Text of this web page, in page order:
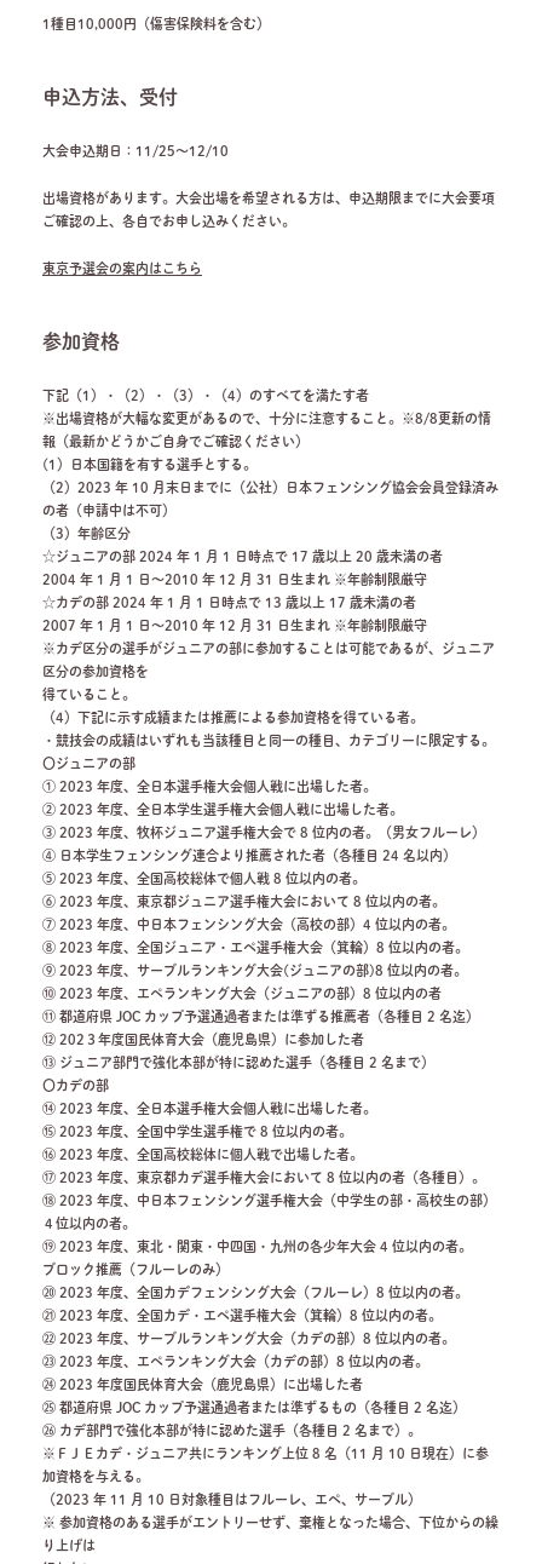
1種目10,000円（傷害保険料を含む）
申込方法、受付
大会申込期日：11/25～12/10
出場資格があります。大会出場を希望される方は、申込期限までに大会要項
ご確認の上、各自でお申し込みください。
東京予選会の案内はこちら
参加資格
下記（1）・（2）・（3）・（4）のすべてを満たす者
※出場資格が大幅な変更があるので、十分に注意すること。※8/8更新の情
報（最新かどうかご自身でご確認ください）
(1）日本国籍を有する選手とする。
（2）2023 年 10 月末日までに（公社）日本フェンシング協会会員登録済み
の者（申請中は不可）
（3）年齢区分
☆ジュニアの部 2024 年 1 月 1 日時点で 17 歳以上 20 歳未満の者
2004 年 1 月 1 日～2010 年 12 月 31 日生まれ ※年齢制限厳守
☆カデの部 2024 年 1 月 1 日時点で 13 歳以上 17 歳未満の者
2007 年 1 月 1 日～2010 年 12 月 31 日生まれ ※年齢制限厳守
※カデ区分の選手がジュニアの部に参加することは可能であるが、ジュニア
区分の参加資格を
得ていること。
（4）下記に示す成績または推薦による参加資格を得ている者。
・競技会の成績はいずれも当該種目と同一の種目、カテゴリーに限定する。
〇ジュニアの部
① 2023 年度、全日本選手権大会個人戦に出場した者。
② 2023 年度、全日本学生選手権大会個人戦に出場した者。
③ 2023 年度、牧杯ジュニア選手権大会で 8 位内の者。（男女フルーレ）
④ 日本学生フェンシング連合より推薦された者（各種目 24 名以内）
⑤ 2023 年度、全国高校総体で個人戦 8 位以内の者。
⑥ 2023 年度、東京都ジュニア選手権大会において 8 位以内の者。
⑦ 2023 年度、中日本フェンシング大会（高校の部）4 位以内の者。
⑧ 2023 年度、全国ジュニア・エペ選手権大会（箕輪）8 位以内の者。
⑨ 2023 年度、サーブルランキング大会(ジュニアの部)8 位以内の者。
⑩ 2023 年度、エペランキング大会（ジュニアの部）8 位以内の者
⑪ 都道府県 JOC カップ予選通過者または準ずる推薦者（各種目 2 名迄）
⑫ 202３年度国民体育大会（鹿児島県）に参加した者
⑬ ジュニア部門で強化本部が特に認めた選手（各種目 2 名まで）
〇カデの部
⑭ 2023 年度、全日本選手権大会個人戦に出場した者。
⑮ 2023 年度、全国中学生選手権で 8 位以内の者。
⑯ 2023 年度、全国高校総体に個人戦で出場した者。
⑰ 2023 年度、東京都カデ選手権大会において 8 位以内の者（各種目）。
⑱ 2023 年度、中日本フェンシング選手権大会（中学生の部・高校生の部）
４位以内の者。
⑲ 2023 年度、東北・関東・中四国・九州の各少年大会 4 位以内の者。
ブロック推薦（フルーレのみ）
⑳ 2023 年度、全国カデフェンシング大会（フルーレ）8 位以内の者。
㉑ 2023 年度、全国カデ・エペ選手権大会（箕輪）8 位以内の者。
㉒ 2023 年度、サーブルランキング大会（カデの部）8 位以内の者。
㉓ 2023 年度、エペランキング大会（カデの部）8 位以内の者。
㉔ 2023 年度国民体育大会（鹿児島県）に出場した者
㉕ 都道府県 JOC カップ予選通過者または準ずるもの（各種目 2 名迄）
㉖ カデ部門で強化本部が特に認めた選手（各種目 2 名まで）。
※ＦＪＥカデ・ジュニア共にランキング上位 8 名（11 月 10 日現在）に参
加資格を与える。
（2023 年 11 月 10 日対象種目はフルーレ、エペ、サーブル）
※ 参加資格のある選手がエントリーせず、棄権となった場合、下位からの繰
り上げは